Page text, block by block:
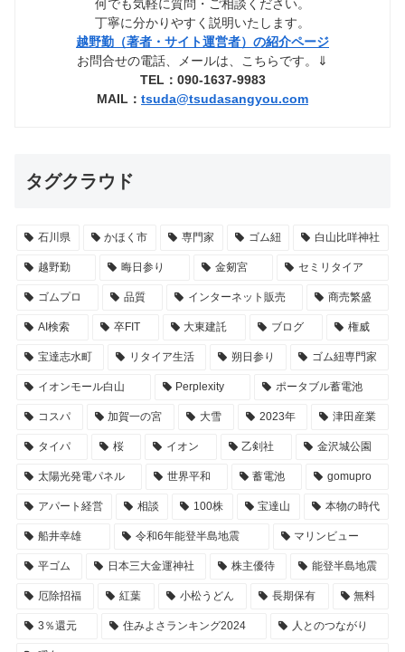
何でも気軽に質問・ご相談ください。
丁寧に分かりやすく説明いたします。
越野勤（著者・サイト運営者）の紹介ページ
お問合せの電話、メールは、こちらです。⇓
TEL：090-1637-9983
MAIL： tsuda@tsudasangyou.com
タグクラウド
石川県 かほく市 専門家 ゴム紐 白山比咩神社
越野勤 晦日参り 金剱宮 セミリタイア
ゴムプロ 品質 インターネット販売 商売繁盛
AI検索 卒FIT 大東建託 ブログ 権威
宝達志水町 リタイア生活 朔日参り ゴム紐専門家
イオンモール白山 Perplexity ポータブル蓄電池
コスパ 加賀一の宮 大雪 2023年 津田産業
タイパ 桜 イオン 乙剣社 金沢城公園
太陽光発電パネル 世界平和 蓄電池 gomupro
アパート経営 相談 100株 宝達山 本物の時代
船井幸雄 令和6年能登半島地震 マリンビュー
平ゴム 日本三大金運神社 株主優待 能登半島地震
厄除招福 紅葉 小松うどん 長期保有 無料
3％還元 住みよさランキング2024 人とのつながり